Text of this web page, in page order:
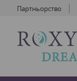
Партньорство